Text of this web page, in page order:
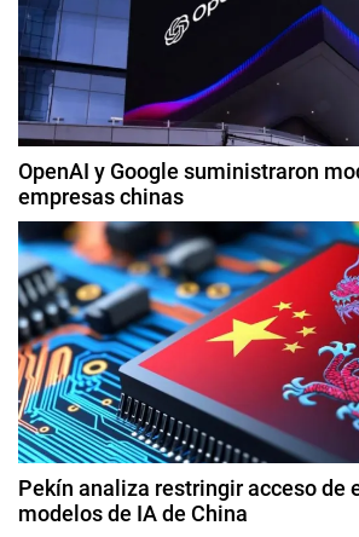
OpenAI y Google suministraron
empresas chinas
Pekín analiza restringir acceso de
modelos de IA de China